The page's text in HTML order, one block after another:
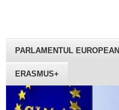
PARLAMENTUL EUROPEAN
ERASMUS+